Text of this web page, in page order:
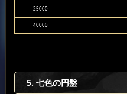
25000
40000
5. 七色の円盤